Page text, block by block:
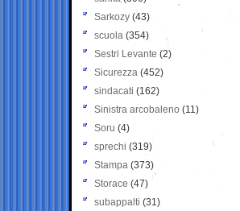
Sarkozy (43)
scuola (354)
Sestri Levante (2)
Sicurezza (452)
sindacati (162)
Sinistra arcobaleno (11)
Soru (4)
sprechi (319)
Stampa (373)
Storace (47)
subappalti (31)